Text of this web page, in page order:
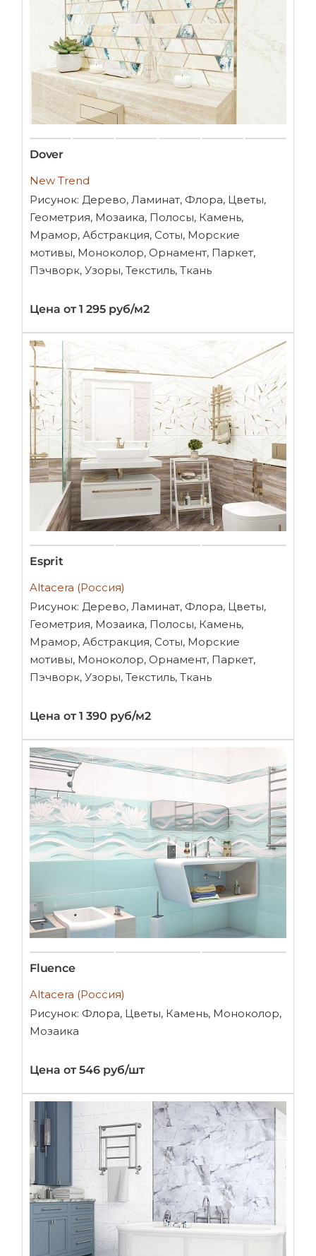
Dover
New Trend
Рисунок: Дерево, Ламинат, Флора, Цветы,
Геометрия, Мозаика, Полосы, Камень,
Мрамор, Абстракция, Соты, Морские
мотивы, Моноколор, Орнамент, Паркет,
Пэчворк, Узоры, Текстиль, Ткань
Цена от 1 295 руб/м2
Esprit
Altacera (Россия)
Рисунок: Дерево, Ламинат, Флора, Цветы,
Геометрия, Мозаика, Полосы, Камень,
Мрамор, Абстракция, Соты, Морские
мотивы, Моноколор, Орнамент, Паркет,
Пэчворк, Узоры, Текстиль, Ткань
Цена от 1 390 руб/м2
Fluence
Altacera (Россия)
Рисунок: Флора, Цветы, Камень, Моноколор,
Мозаика
Цена от 546 руб/шт